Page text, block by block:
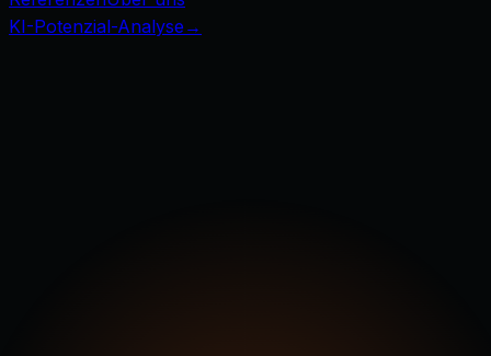
KI-Potenzial-Analyse →